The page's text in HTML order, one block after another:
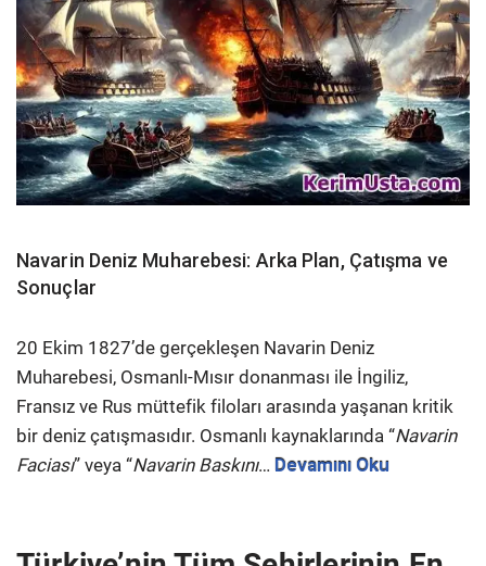
Navarin Deniz Muharebesi: Arka Plan, Çatışma ve
Sonuçlar
20 Ekim 1827’de gerçekleşen Navarin Deniz
Muharebesi, Osmanlı-Mısır donanması ile İngiliz,
Fransız ve Rus müttefik filoları arasında yaşanan kritik
bir deniz çatışmasıdır. Osmanlı kaynaklarında “Navarin
Faciası” veya “Navarin Baskını… Devamını Oku